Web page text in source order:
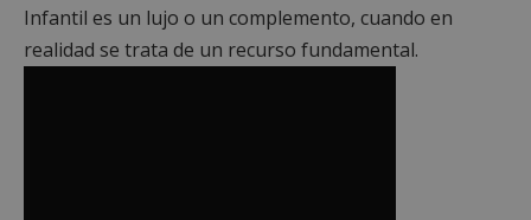
Infantil es un lujo o un complemento, cuando en
realidad se trata de un recurso fundamental.